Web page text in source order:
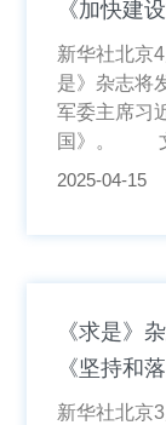
《加快建
新华社北京
是》杂志将
军委主席习
国》。 文
2025-04-15
《求是》
《坚持和
新华社北京